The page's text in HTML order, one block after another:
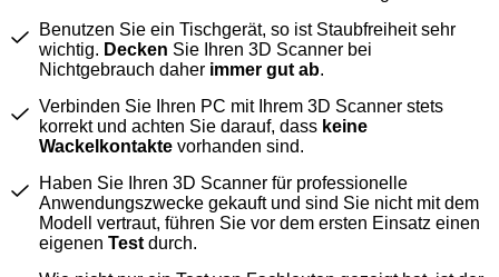
Benutzen Sie ein Tischgerät, so ist Staubfreiheit sehr
wichtig. Decken Sie Ihren 3D Scanner bei
Nichtgebrauch daher immer gut ab.
Verbinden Sie Ihren PC mit Ihrem 3D Scanner stets
korrekt und achten Sie darauf, dass keine
Wackelkontakte vorhanden sind.
Haben Sie Ihren 3D Scanner für professionelle
Anwendungszwecke gekauft und sind Sie nicht mit dem
Modell vertraut, führen Sie vor dem ersten Einsatz einen
eigenen Test durch.